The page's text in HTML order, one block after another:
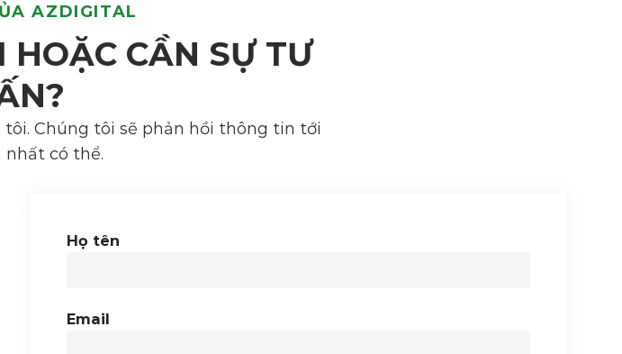
AZDIGITAL
HOẶC CẦN SỰ TƯ
Chúng tôi sẽ phản hồi thông tin tới
nhất có thể.
Họ tên
Email